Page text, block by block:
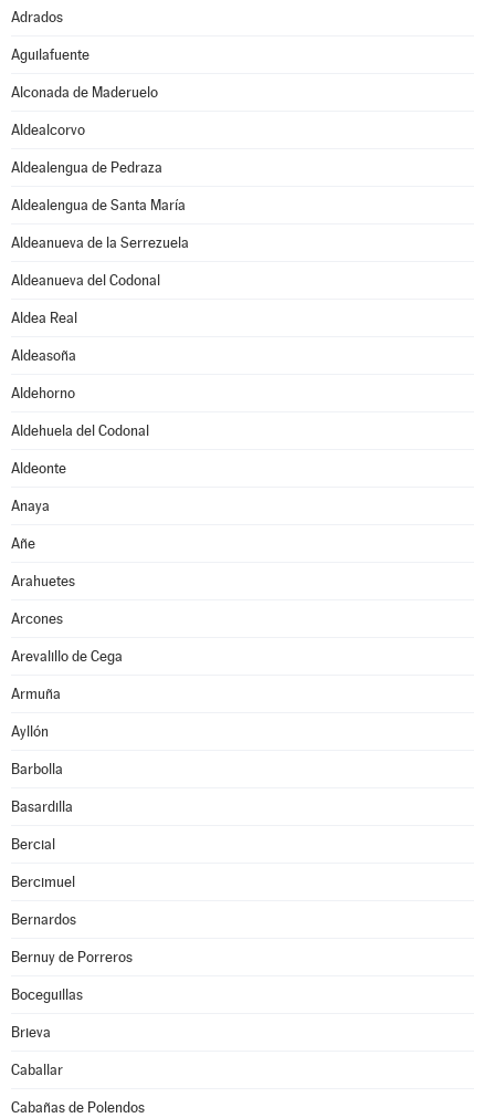
Adrados
Aguilafuente
Alconada de Maderuelo
Aldealcorvo
Aldealengua de Pedraza
Aldealengua de Santa María
Aldeanueva de la Serrezuela
Aldeanueva del Codonal
Aldea Real
Aldeasoña
Aldehorno
Aldehuela del Codonal
Aldeonte
Anaya
Añe
Arahuetes
Arcones
Arevalillo de Cega
Armuña
Ayllón
Barbolla
Basardilla
Bercial
Bercimuel
Bernardos
Bernuy de Porreros
Boceguillas
Brieva
Caballar
Cabañas de Polendos